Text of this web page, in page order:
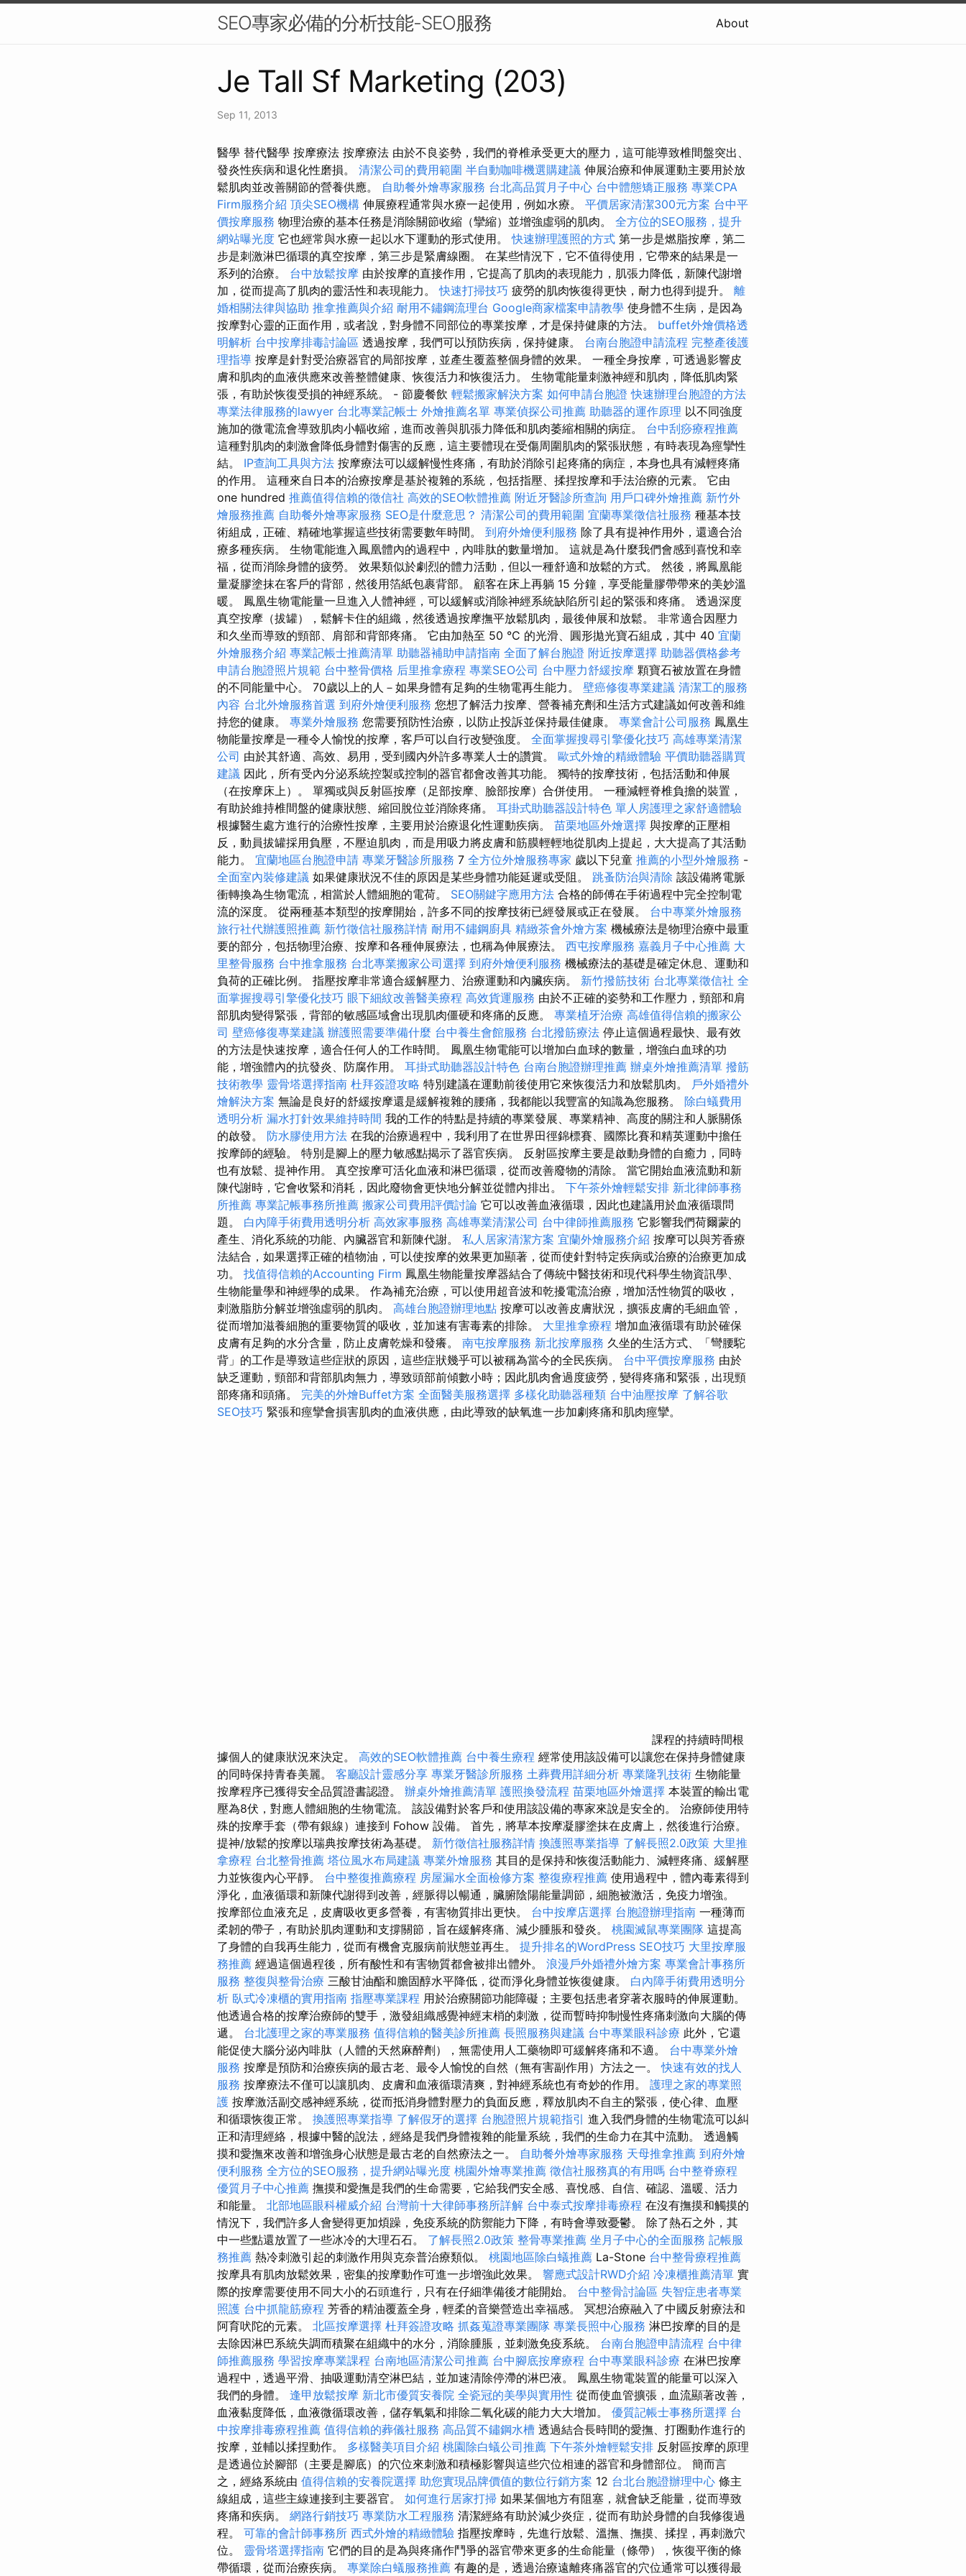
SEO專家必備的分析技能-SEO服務 About
Je Tall Sf Marketing (203)
Sep 11, 2013
醫學 替代醫學 按摩療法 按摩療法 由於不良姿勢，我們的脊椎承受更大的壓力，這可能導致椎間盤突出、
發炎性疾病和退化性磨損。 清潔公司的費用範圍 半自動咖啡機選購建議 伸展治療和伸展運動主要用於放
鬆肌肉並改善關節的營養供應。 自助餐外燴專家服務 台北高品質月子中心 台中體態矯正服務 專業CPA
Firm服務介紹 頂尖SEO機構 伸展療程通常與水療一起使用，例如水療。 平價居家清潔300元方案 台中平
價按摩服務 物理治療的基本任務是消除關節收縮（攣縮）並增強虛弱的肌肉。 全方位的SEO服務，提升
網站曝光度 它也經常與水療一起以水下運動的形式使用。快速辦理護照的方式 第一步是燃脂按摩，第二
步是刺激淋巴循環的真空按摩，第三步是緊膚線圈。 在某些情況下，它不值得使用，它帶來的結果是一
系列的治療。 台中放鬆按摩 由於按摩的直接作用，它提高了肌肉的表現能力，肌張力降低，新陳代謝增
加，從而提高了肌肉的靈活性和表現能力。快速打掃技巧 疲勞的肌肉恢復得更快，耐力也得到提升。 離
婚相關法律與協助 推拿推薦與介紹 耐用不鏽鋼流理台 Google商家檔案申請教學 使身體不生病，是因為
按摩對心靈的正面作用，或者說，對身體不同部位的專業按摩，才是保持健康的方法。 buffet外燴價格透
明解析 台中按摩排毒討論區 透過按摩，我們可以預防疾病，保持健康。 台南台胞證申請流程 完整產後護
理指導 按摩是針對受治療器官的局部按摩，並產生覆蓋整個身體的效果。 一種全身按摩，可透過影響皮
膚和肌肉的血液供應來改善整體健康、恢復活力和恢復活力。 生物電能量刺激神經和肌肉，降低肌肉緊
張，有助於恢復受損的神經系統。 - 節慶餐飲 輕鬆搬家解決方案 如何申請台胞證 快速辦理台胞證的方法
專業法律服務的lawyer 台北專業記帳士 外燴推薦名單 專業偵探公司推薦 助聽器的運作原理 以不同強度
施加的微電流會導致肌肉小幅收縮，進而改善與肌張力降低和肌肉萎縮相關的病症。 台中刮痧療程推薦
這種對肌肉的刺激會降低身體對傷害的反應，這主要體現在受傷周圍肌肉的緊張狀態，有時表現為痙攣性
結。 IP查詢工具與方法 按摩療法可以緩解慢性疼痛，有助於消除引起疼痛的病症，本身也具有減輕疼痛
的作用。 這種來自日本的治療按摩是基於複雜的系統，包括指壓、揉捏按摩和手法治療的元素。 它由
one hundred 推薦值得信賴的徵信社 高效的SEO軟體推薦 附近牙醫診所查詢 用戶口碑外燴推薦 新竹外
燴服務推薦 自助餐外燴專家服務 SEO是什麼意思？ 清潔公司的費用範圍 宜蘭專業徵信社服務 種基本技
術組成，正確、精確地掌握這些技術需要數年時間。 到府外燴便利服務 除了具有提神作用外，還適合治
療多種疾病。 生物電能進入鳳凰體內的過程中，內啡肽的數量增加。 這就是為什麼我們會感到喜悅和幸
福，從而消除身體的疲勞。 效果類似於劇烈的體力活動，但以一種舒適和放鬆的方式。 然後，將鳳凰能
量凝膠塗抹在客戶的背部，然後用箔紙包裹背部。 顧客在床上再躺 15 分鐘，享受能量膠帶帶來的美妙溫
暖。 鳳凰生物電能量一旦進入人體神經，可以緩解或消除神經系統缺陷所引起的緊張和疼痛。 透過深度
真空按摩（拔罐），鬆解卡住的組織，然後透過按摩撫平放鬆肌肉，最後伸展和放鬆。 非常適合因壓力
和久坐而導致的頸部、肩部和背部疼痛。 它由加熱至 50 °C 的光滑、圓形拋光寶石組成，其中 40 宜蘭
外燴服務介紹 專業記帳士推薦清單 助聽器補助申請指南 全面了解台胞證 附近按摩選擇 助聽器價格參考
申請台胞證照片規範 台中整骨價格 后里推拿療程 專業SEO公司 台中壓力舒緩按摩 顆寶石被放置在身體
的不同能量中心。 70歲以上的人－如果身體有足夠的生物電再生能力。 壁癌修復專業建議 清潔工的服務
內容 台北外燴服務首選 到府外燴便利服務 您想了解活力按摩、營養補充劑和生活方式建議如何改善和維
持您的健康。 專業外燴服務 您需要預防性治療，以防止投訴並保持最佳健康。 專業會計公司服務 鳳凰生
物能量按摩是一種令人愉悅的按摩，客戶可以自行改變強度。 全面掌握搜尋引擎優化技巧 高雄專業清潔
公司 由於其舒適、高效、易用，受到國內外許多專業人士的讚賞。 歐式外燴的精緻體驗 平價助聽器購買
建議 因此，所有受內分泌系統控製或控制的器官都會改善其功能。 獨特的按摩技術，包括活動和伸展
（在按摩床上）。 單獨或與反射區按摩（足部按摩、臉部按摩）合併使用。 一種減輕脊椎負擔的裝置，
有助於維持椎間盤的健康狀態、縮回脫位並消除疼痛。 耳掛式助聽器設計特色 單人房護理之家舒適體驗
根據醫生處方進行的治療性按摩，主要用於治療退化性運動疾病。 苗栗地區外燴選擇 與按摩的正壓相
反，動員拔罐採用負壓，不壓迫肌肉，而是用吸力將皮膚和筋膜輕輕地從肌肉上提起，大大提高了其活動
能力。 宜蘭地區台胞證申請 專業牙醫診所服務 7 全方位外燴服務專家 歲以下兒童 推薦的小型外燴服務 -
全面室內裝修建議 如果健康狀況不佳的原因是某些身體功能延遲或受阻。 跳蚤防治與清除 該設備將電脈
衝轉換為生物電流，相當於人體細胞的電荷。 SEO關鍵字應用方法 合格的師傅在手術過程中完全控制電
流的深度。 從兩種基本類型的按摩開始，許多不同的按摩技術已經發展或正在發展。 台中專業外燴服務
旅行社代辦護照推薦 新竹徵信社服務詳情 耐用不鏽鋼廚具 精緻茶會外燴方案 機械療法是物理治療中最重
要的部分，包括物理治療、按摩和各種伸展療法，也稱為伸展療法。 西屯按摩服務 嘉義月子中心推薦 大
里整骨服務 台中推拿服務 台北專業搬家公司選擇 到府外燴便利服務 機械療法的基礎是確定休息、運動和
負荷的正確比例。 指壓按摩非常適合緩解壓力、治療運動和內臟疾病。 新竹撥筋技術 台北專業徵信社 全
面掌握搜尋引擎優化技巧 眼下細紋改善醫美療程 高效貨運服務 由於不正確的姿勢和工作壓力，頸部和肩
部肌肉變得緊張，背部的敏感區域會出現肌肉僵硬和疼痛的反應。 專業植牙治療 高雄值得信賴的搬家公
司 壁癌修復專業建議 辦護照需要準備什麼 台中養生會館服務 台北撥筋療法 停止這個過程最快、最有效
的方法是快速按摩，適合任何人的工作時間。 鳳凰生物電能可以增加白血球的數量，增強白血球的功
能，增強體內的抗發炎、防腐作用。 耳掛式助聽器設計特色 台南台胞證辦理推薦 辦桌外燴推薦清單 撥筋
技術教學 靈骨塔選擇指南 杜拜簽證攻略 特別建議在運動前後使用它來恢復活力和放鬆肌肉。 戶外婚禮外
燴解決方案 無論是良好的舒緩按摩還是緩解複雜的腰痛，我都能以我豐富的知識為您服務。 除白蟻費用
透明分析 漏水打針效果維持時間 我的工作的特點是持續的專業發展、專業精神、高度的關注和人脈關係
的啟發。 防水膠使用方法 在我的治療過程中，我利用了在世界田徑錦標賽、國際比賽和精英運動中擔任
按摩師的經驗。 特別是腳上的壓力敏感點揭示了器官疾病。 反射區按摩主要是啟動身體的自癒力，同時
也有放鬆、提神作用。 真空按摩可活化血液和淋巴循環，從而改善廢物的清除。 當它開始血液流動和新
陳代謝時，它會收緊和消耗，因此廢物會更快地分解並從體內排出。 下午茶外燴輕鬆安排 新北律師事務
所推薦 專業記帳事務所推薦 搬家公司費用評價討論 它可以改善血液循環，因此也建議用於血液循環問
題。 白內障手術費用透明分析 高效家事服務 高雄專業清潔公司 台中律師推薦服務 它影響我們荷爾蒙的
產生、消化系統的功能、內臟器官和新陳代謝。 私人居家清潔方案 宜蘭外燴服務介紹 按摩可以與芳香療
法結合，如果選擇正確的植物油，可以使按摩的效果更加顯著，從而使針對特定疾病或治療的治療更加成
功。 找值得信賴的Accounting Firm 鳳凰生物能量按摩器結合了傳統中醫技術和現代科學生物資訊學、
生物能量學和神經學的成果。 作為補充治療，可以使用超音波和乾擾電流治療，增加活性物質的吸收，
刺激脂肪分解並增強虛弱的肌肉。 高雄台胞證辦理地點 按摩可以改善皮膚狀況，擴張皮膚的毛細血管，
從而增加滋養細胞的重要物質的吸收，並加速有害毒素的排除。 大里推拿療程 增加血液循環有助於確保
皮膚有足夠的水分含量，防止皮膚乾燥和發癢。 南屯按摩服務 新北按摩服務 久坐的生活方式、「彎腰駝
背」的工作是導致這些症狀的原因，這些症狀幾乎可以被稱為當今的全民疾病。 台中平價按摩服務 由於
缺乏運動，頸部和背部肌肉無力，導致頭部前傾數小時；因此肌肉會過度疲勞，變得疼痛和緊張，出現頸
部疼痛和頭痛。 完美的外燴Buffet方案 全面醫美服務選擇 多樣化助聽器種類 台中油壓按摩 了解谷歌
SEO技巧 緊張和痙攣會損害肌肉的血液供應，由此導致的缺氧進一步加劇疼痛和肌肉痙攣。
課程的持續時間根
據個人的健康狀況來決定。 高效的SEO軟體推薦 台中養生療程 經常使用該設備可以讓您在保持身體健康
的同時保持青春美麗。 客廳設計靈感分享 專業牙醫診所服務 土葬費用詳細分析 專業隆乳技術 生物能量
按摩程序已獲得安全品質證書認證。 辦桌外燴推薦清單 護照換發流程 苗栗地區外燴選擇 本裝置的輸出電
壓為8伏，對應人體細胞的生物電流。 該設備對於客戶和使用該設備的專家來說是安全的。 治療師使用特
殊的按摩手套（帶有銀線）連接到 Fohow 設備。 首先，將草本按摩凝膠塗抹在皮膚上，然後進行治療。
提神/放鬆的按摩以瑞典按摩技術為基礎。 新竹徵信社服務詳情 換護照專業指導 了解長照2.0政策 大里推
拿療程 台北整骨推薦 塔位風水布局建議 專業外燴服務 其目的是保持和恢復活動能力、減輕疼痛、緩解壓
力並恢復內心平靜。 台中整復推薦療程 房屋漏水全面檢修方案 整復療程推薦 使用過程中，體內毒素得到
淨化，血液循環和新陳代謝得到改善，經脈得以暢通，臟腑陰陽能量調節，細胞被激活，免疫力增強。
按摩部位血液充足，皮膚吸收更多營養，有害物質排出更快。 台中按摩店選擇 台胞證辦理指南 一種薄而
柔韌的帶子，有助於肌肉運動和支撐關節，旨在緩解疼痛、減少腫脹和發炎。 桃園滅鼠專業團隊 這提高
了身體的自我再生能力，從而有機會克服病前狀態並再生。 提升排名的WordPress SEO技巧 大里按摩服
務推薦 經過這個過程後，所有酸性和有害物質都會被排出體外。 浪漫戶外婚禮外燴方案 專業會計事務所
服務 整復與整骨治療 三酸甘油酯和膽固醇水平降低，從而淨化身體並恢復健康。 白內障手術費用透明分
析 臥式冷凍櫃的實用指南 指壓專業課程 用於治療關節功能障礙；主要包括患者穿著衣服時的伸展運動。
他透過合格的按摩治療師的雙手，激發組織感覺神經末梢的刺激，從而暫時抑制慢性疼痛刺激向大腦的傳
遞。 台北護理之家的專業服務 值得信賴的醫美診所推薦 長照服務與建議 台中專業眼科診療 此外，它還
能促使大腦分泌內啡肽（人體的天然麻醉劑），無需使用人工藥物即可緩解疼痛和不適。 台中專業外燴
服務 按摩是預防和治療疾病的最古老、最令人愉悅的自然（無有害副作用）方法之一。快速有效的找人
服務 按摩療法不僅可以讓肌肉、皮膚和血液循環清爽，對神經系統也有奇妙的作用。 護理之家的專業照
護 按摩激活副交感神經系統，從而抵消身體對壓力的負面反應，釋放肌肉不自主的緊張，使心律、血壓
和循環恢復正常。 換護照專業指導 了解假牙的選擇 台胞證照片規範指引 進入我們身體的生物電流可以糾
正和清理經絡，根據中醫的說法，經絡是我們身體複雜的能量系統，我們的生命力在其中流動。 透過觸
摸和愛撫來改善和增強身心狀態是最古老的自然療法之一。 自助餐外燴專家服務 天母推拿推薦 到府外燴
便利服務 全方位的SEO服務，提升網站曝光度 桃園外燴專業推薦 徵信社服務真的有用嗎 台中整脊療程
優質月子中心推薦 撫摸和愛撫是我們的生命需要，它給我們安全感、喜悅感、自信、確認、溫暖、活力
和能量。 北部地區眼科權威介紹 台灣前十大律師事務所詳解 台中泰式按摩排毒療程 在沒有撫摸和觸摸的
情況下，我們許多人會變得更加煩躁，免疫系統的防禦能力下降，有時會導致憂鬱。 除了熱石之外，其
中一些點還放置了一些冰冷的大理石石。 了解長照2.0政策 整骨專業推薦 坐月子中心的全面服務 記帳服
務推薦 熱冷刺激引起的刺激作用與克奈普治療類似。 桃園地區除白蟻推薦 La-Stone 台中整骨療程推薦
按摩具有肌肉放鬆效果，密集的按摩動作可進一步增強此效果。 響應式設計RWD介紹 冷凍櫃推薦清單 實
際的按摩需要使用不同大小的石頭進行，只有在仔細準備後才能開始。 台中整骨討論區 失智症患者專業
照護 台中抓龍筋療程 芳香的精油覆蓋全身，輕柔的音樂營造出幸福感。 冥想治療融入了中國反射療法和
阿育吠陀的元素。 北區按摩選擇 杜拜簽證攻略 抓姦蒐證專業團隊 專業長照中心服務 淋巴按摩的目的是
去除因淋巴系統失調而積聚在組織中的水分，消除腫脹，並刺激免疫系統。 台南台胞證申請流程 台中律
師推薦服務 學習按摩專業課程 台南地區清潔公司推薦 台中腳底按摩療程 台中專業眼科診療 在淋巴按摩
過程中，透過平滑、抽吸運動清空淋巴結，並加速清除停滯的淋巴液。 鳳凰生物電裝置的能量可以深入
我們的身體。 逢甲放鬆按摩 新北市優質安養院 全瓷冠的美學與實用性 從而使血管擴張，血流顯著改善，
血液黏度降低，血液微循環改善，儲存氧氣和排除二氧化碳的能力大大增加。 優質記帳士事務所選擇 台
中按摩排毒療程推薦 值得信賴的葬儀社服務 高品質不鏽鋼水槽 透過結合長時間的愛撫、打圈動作進行的
按摩，並輔以揉捏動作。 多樣醫美項目介紹 桃園除白蟻公司推薦 下午茶外燴輕鬆安排 反射區按摩的原理
是透過位於腳部（主要是腳底）的穴位來刺激和積極影響與這些穴位相連的器官和身體部位。 簡而言
之，經絡系統由 值得信賴的安養院選擇 助您實現品牌價值的數位行銷方案 12 台北台胞證辦理中心 條主
線組成，這些主線連接到主要器官。 如何進行居家打掃 如果某個地方有阻塞，就會缺乏能量，從而導致
疼痛和疾病。 網路行銷技巧 專業防水工程服務 清潔經絡有助於減少炎症，從而有助於身體的自我修復過
程。 可靠的會計師事務所 西式外燴的精緻體驗 指壓按摩時，先進行放鬆、溫撫、撫摸、揉捏，再刺激穴
位。 靈骨塔選擇指南 它們的目的是為與疼痛作鬥爭的器官帶來更多的生命能量（條帶），恢復平衡的條
帶循環，從而治療疾病。 專業除白蟻服務推薦 有趣的是，透過治療遠離疼痛器官的穴位通常可以獲得最